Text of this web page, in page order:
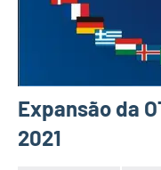
Expansão da
2021